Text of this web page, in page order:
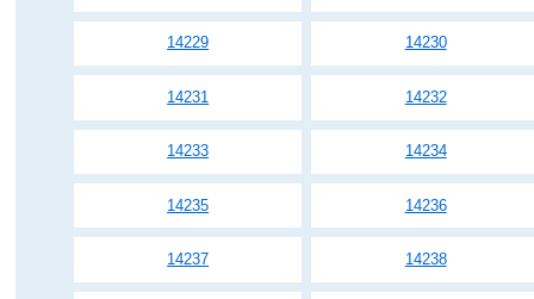
14229 14230
14231 14232
14233 14234
14235 14236
14237 14238